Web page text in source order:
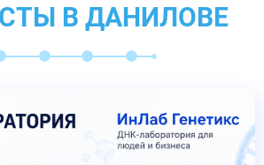
В ДАНИЛОВЕ